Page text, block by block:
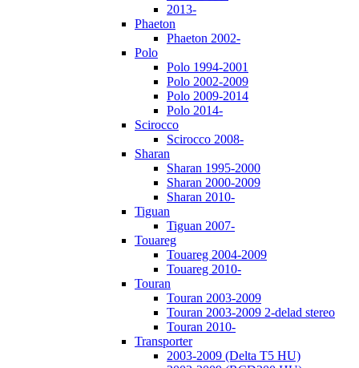
2013-
Phaeton
Phaeton 2002-
Polo
Polo 1994-2001
Polo 2002-2009
Polo 2009-2014
Polo 2014-
Scirocco
Scirocco 2008-
Sharan
Sharan 1995-2000
Sharan 2000-2009
Sharan 2010-
Tiguan
Tiguan 2007-
Touareg
Touareg 2004-2009
Touareg 2010-
Touran
Touran 2003-2009
Touran 2003-2009 2-delad stereo
Touran 2010-
Transporter
2003-2009 (Delta T5 HU)